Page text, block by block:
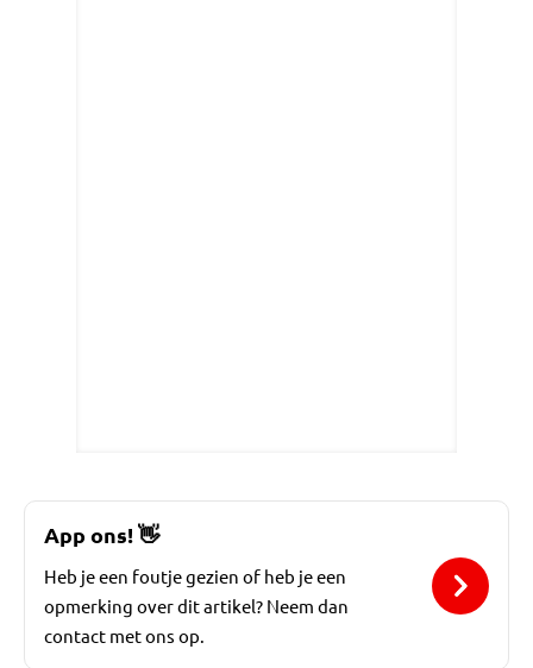
App ons!👋
Heb je een foutje gezien of heb je een
opmerking over dit artikel? Neem dan
contact met ons op.